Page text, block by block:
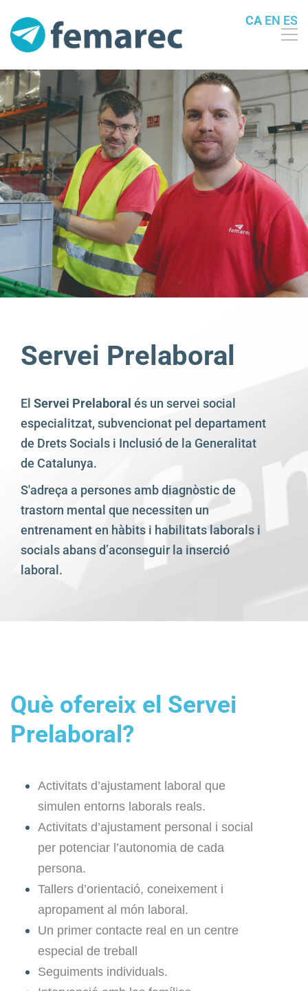
Servei Prelaboral
El Servei Prelaboral és un servei social
especialitzat, subvencionat pel departament
de Drets Socials i Inclusió de la Generalitat
de Catalunya.
S'adreça a persones amb diagnòstic de
trastorn mental que necessiten un
entrenament en hàbits i habilitats laborals i
socials abans d’aconseguir la inserció
laboral.
Què ofereix el Servei
Prelaboral?
Activitats d’ajustament laboral que
simulen entorns laborals reals.
Activitats d’ajustament personal i social
per potenciar l’autonomia de cada
persona.
Tallers d’orientació, coneixement i
apropament al món laboral.
Un primer contacte real en un centre
especial de treball
Seguiments individuals.
CA EN ES